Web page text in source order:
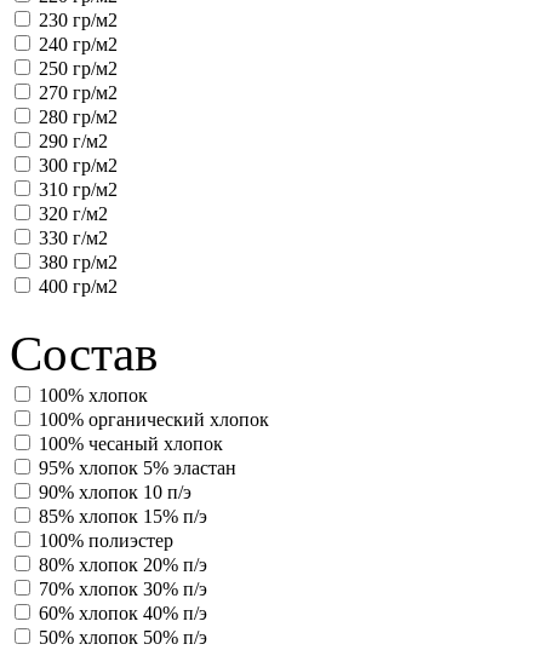
230 гр/м2
240 гр/м2
250 гр/м2
270 гр/м2
280 гр/м2
290 г/м2
300 гр/м2
310 гр/м2
320 г/м2
330 г/м2
380 гр/м2
400 гр/м2
Состав
100% хлопок
100% органический хлопок
100% чесаный хлопок
95% хлопок 5% эластан
90% хлопок 10 п/э
85% хлопок 15% п/э
100% полиэстер
80% хлопок 20% п/э
70% хлопок 30% п/э
60% хлопок 40% п/э
50% хлопок 50% п/э